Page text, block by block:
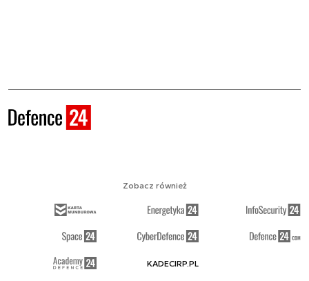
Zobacz również
KADECIRP.PL